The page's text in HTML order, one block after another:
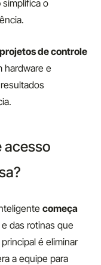
simplifica o
projetos de controle
hardware e
acesso
começa
das rotinas que
é eliminar
a equipe para